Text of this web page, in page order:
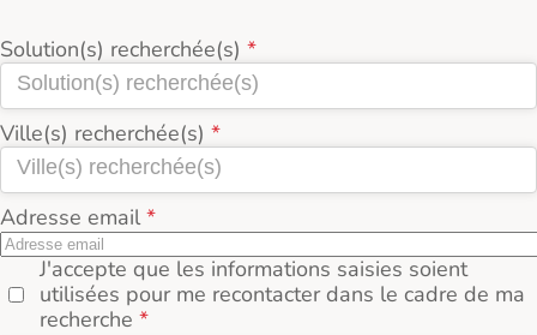
Solution(s) recherchée(s)
Ville(s) recherchée(s)
Adresse email
J'accepte que les informations saisies soient
utilisées pour me recontacter dans le cadre de ma
recherche